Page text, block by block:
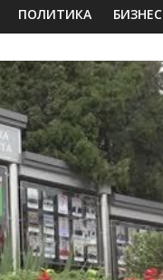
ПОЛИТИКА БИЗНЕС